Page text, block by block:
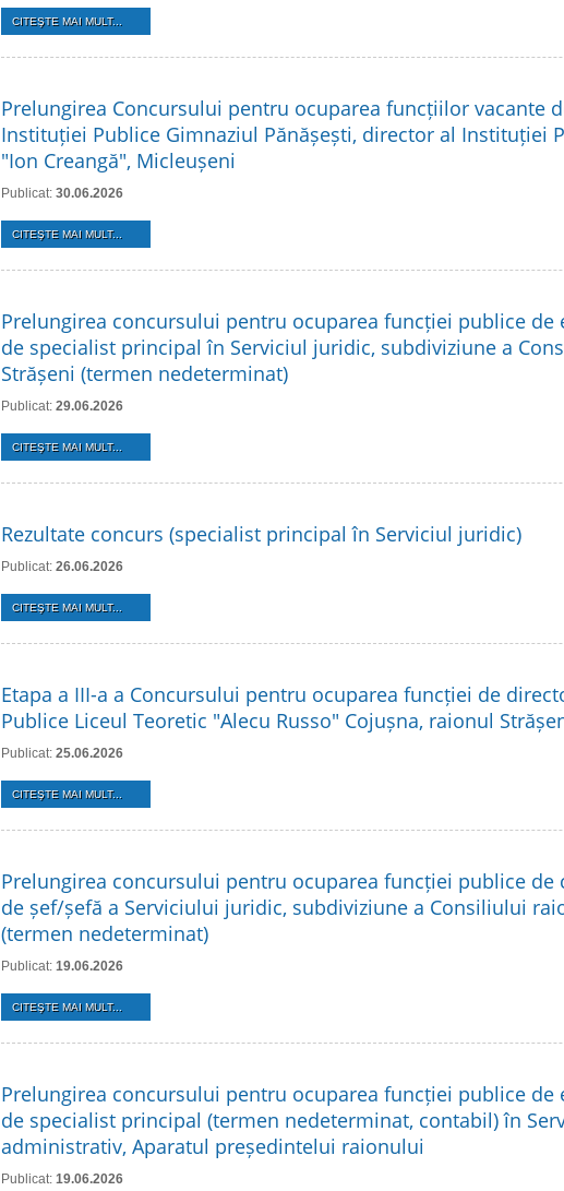
CITEŞTE MAI MULT...
Prelungirea Concursului pentru ocuparea funcțiilor vacante
Instituției Publice Gimnaziul Pănășești, director al Instituției
"Ion Creangă", Micleușeni
Publicat: 30.06.2026
CITEŞTE MAI MULT...
Prelungirea concursului pentru ocuparea funcției publice de
de specialist principal în Serviciul juridic, subdiviziune a
Strășeni (termen nedeterminat)
Publicat: 29.06.2026
CITEŞTE MAI MULT...
Rezultate concurs (specialist principal în Serviciul juridic)
Publicat: 26.06.2026
CITEŞTE MAI MULT...
Etapa a III-a a Concursului pentru ocuparea funcției de
Publice Liceul Teoretic "Alecu Russo" Cojușna, raionul
Publicat: 25.06.2026
CITEŞTE MAI MULT...
Prelungirea concursului pentru ocuparea funcției publice de
de șef/șefă a Serviciului juridic, subdiviziune a Consiliului
(termen nedeterminat)
Publicat: 19.06.2026
CITEŞTE MAI MULT...
Prelungirea concursului pentru ocuparea funcției publice de
de specialist principal (termen nedeterminat, contabil) în
administrativ, Aparatul președintelui raionului
Publicat: 19.06.2026